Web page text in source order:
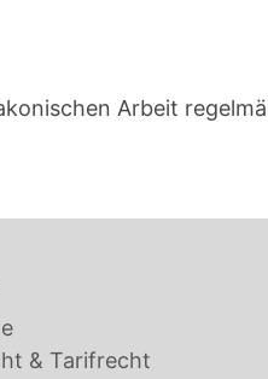
Arbeit
& Tarifrecht